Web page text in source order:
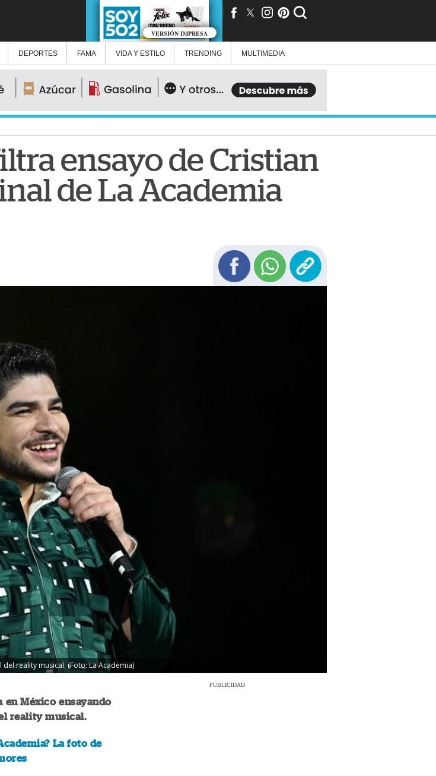
VERSIÓN IMPRESA
DEPORTES FAMA VIDA Y ESTILO TRENDING MULTIMEDIA
ensayo de Cristian
de La Academia
reality musical. (Foto: La Academia)
en México ensayando
reality musical.
La foto de
PUBLICIDAD